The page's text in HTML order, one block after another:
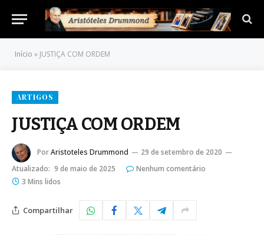
Início » JUSTIÇA COM ORDEM
ARTIGOS
JUSTIÇA COM ORDEM
PorAristoteles Drummond
29 de setembro de 2020
Atualizado: 9 de maio de 2025
Nenhum comentário
3 Mins lidos
Compartilhar